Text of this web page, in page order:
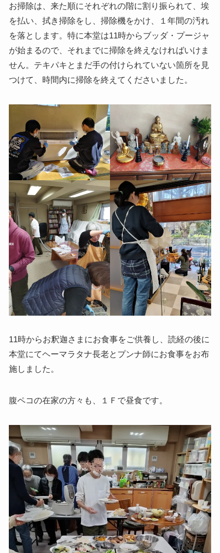
お掃除は、来た順にそれぞれの階に割り振られて、埃
を払い、拭き掃除をし、掃除機をかけ、１年間の汚れ
を落とします。特に本堂は11時からブッダ・プージャ
が始まるので、それまでに掃除を終えなければいけま
せん。テキパキとまだ手の付けられていない箇所を見
つけて、時間内に掃除を終えてくださいました。
11時からお釈迦さまにお食事をご供養し、読経の後に
本堂にてヘーマラタナ長老とプンナ師にお食事をお布
施しました。
腹ペコの在家の方々も、１Ｆで昼食です。